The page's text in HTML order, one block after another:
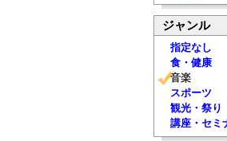
ジャンル
指定なし
食・健康
音楽
スポーツ
観光・祭り
講座・セミ